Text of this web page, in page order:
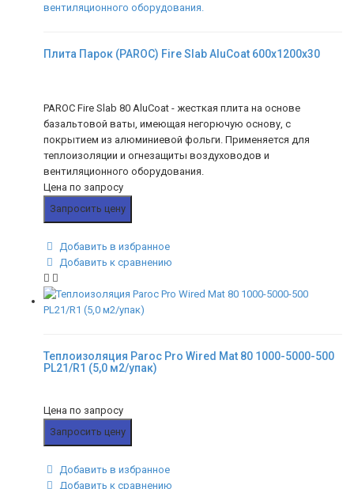
вентиляционного оборудования.
Плита Парок (PAROC) Fire Slab AluCoat 600х1200х30
PAROC Fire Slab 80 AluCoat - жесткая плита на основе
базальтовой ваты, имеющая негорючую основу, с
покрытием из алюминиевой фольги. Применяется для
теплоизоляции и огнезащиты воздуховодов и
вентиляционного оборудования.
Цена по запросу
Запросить цену
Добавить в избранное
Добавить к сравнению
Теплоизоляция Paroc Pro Wired Mat 80 1000-5000-500
PL21/R1 (5,0 м2/упак)
Цена по запросу
Запросить цену
Добавить в избранное
Добавить к сравнению